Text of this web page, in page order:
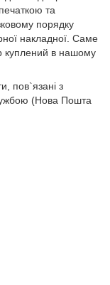
та
порядку
накладної. Саме
куплений в нашому
пов`язані з
(Нова Пошта